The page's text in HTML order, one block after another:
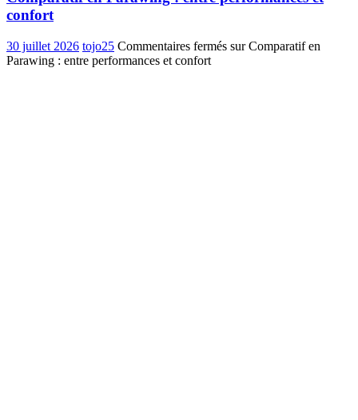
confort
30 juillet 2026 tojo25 Commentaires fermés sur Comparatif en
Parawing : entre performances et confort